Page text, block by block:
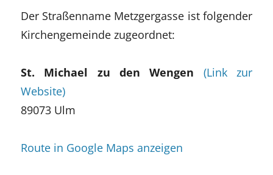
Der Straßenname Metzgergasse ist folgender
Kirchengemeinde zugeordnet:
St. Michael zu den Wengen (Link zur
Website)
89073 Ulm
Route in Google Maps anzeigen